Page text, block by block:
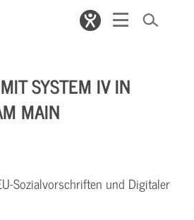
SYSTEM IV IN
MAIN
Sozialvorschriften und Digitaler